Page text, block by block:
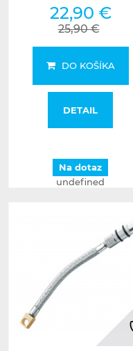
22,90 €
25,90 €
DO KOŠÍKA
DETAIL
Na dotaz
undefined